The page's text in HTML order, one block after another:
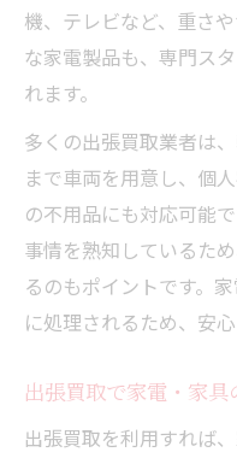
機、テレビなど、重さ
な家電製品も、専門ス
れます。
多くの出張買取業者は
まで車両を用意し、個
の不用品にも対応可能
事情を熟知しているた
るのもポイントです。
に処理されるため、安
出張買取で家電・家
出張買取を利用すれば